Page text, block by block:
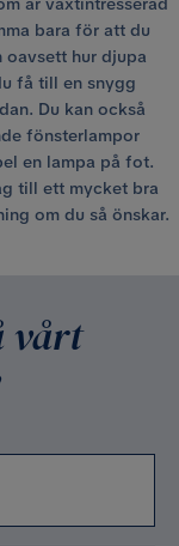
bara för att du
oavsett hur djupa
få till en snygg
Du kan också
fönsterlampor
en lampa på fot.
till ett mycket bra
om du så önskar.
vårt